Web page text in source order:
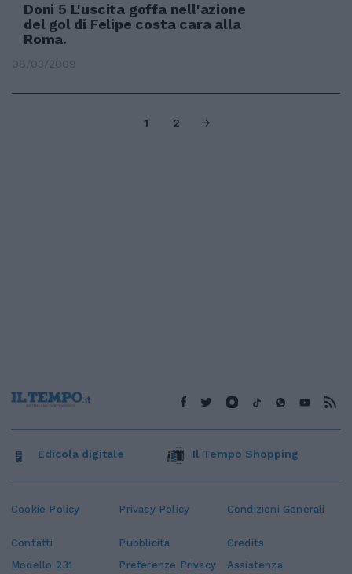
Doni 5 L'uscita goffa nell'azione
del gol di Felipe costa cara alla
Roma.
08/03/2009
1 2
Cookie Policy Privacy Policy Condizioni Generali
Contatti Pubblicità
Credits
Modello 231
Preferenze Privacy Assistenza
Edicola digitale Il Tempo Shopping